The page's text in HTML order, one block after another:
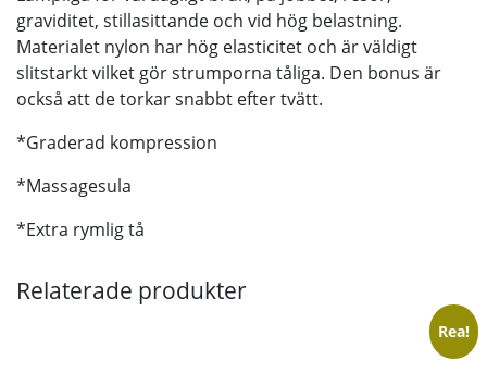
graviditet, stillasittande och vid hög belastning.
Materialet nylon har hög elasticitet och är väldigt
slitstarkt vilket gör strumporna tåliga. Den bonus är
också att de torkar snabbt efter tvätt.
*Graderad kompression
*Massagesula
*Extra rymlig tå
Relaterade produkter
Rea!